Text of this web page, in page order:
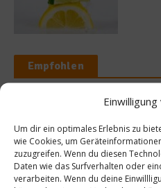
Um dir ein optimales Erlebnis zu
wie Cookies, um
zuzugreifen. Wenn du diesen
Daten wie das Surfverhalten oder
verarbeiten. Wenn du deine
Empfohlen
– Die